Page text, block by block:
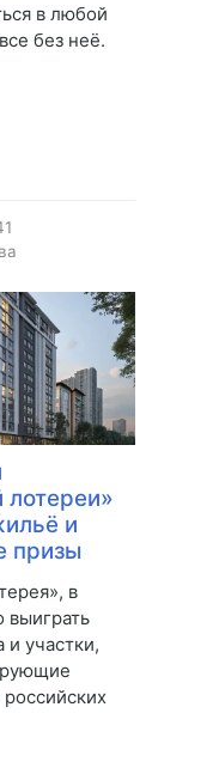
в любой
без неё.
и
призы
в
выиграть
и участки,